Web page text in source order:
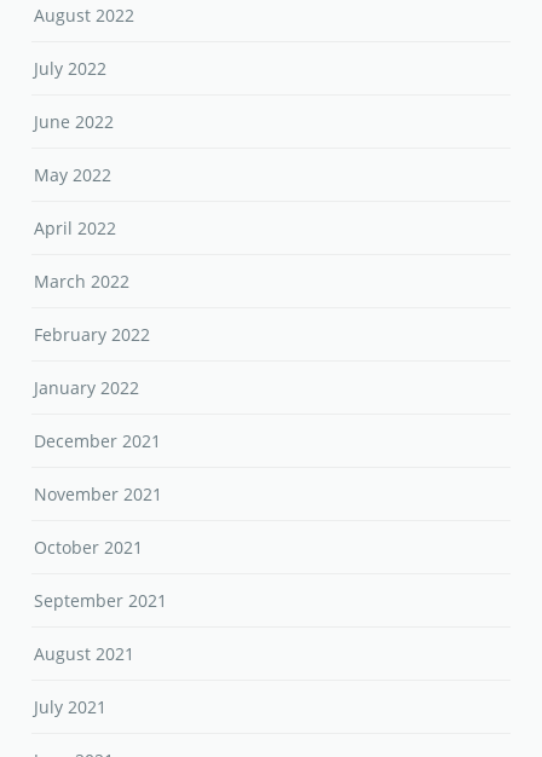
August 2022
July 2022
June 2022
May 2022
April 2022
March 2022
February 2022
January 2022
December 2021
November 2021
October 2021
September 2021
August 2021
July 2021